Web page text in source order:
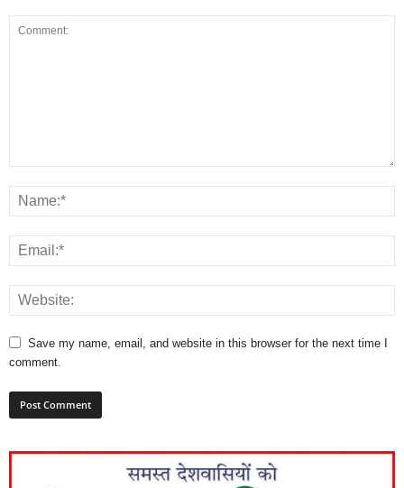
Save my name, email, and website in this browser for the next time I
comment.